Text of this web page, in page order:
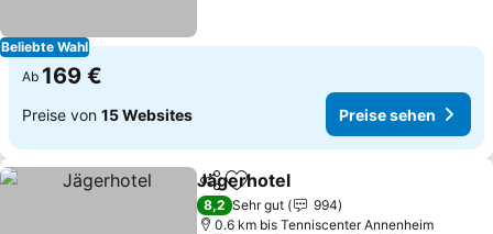
Beliebte Wahl
Ab 169 €
Preise von 15 Websites Preise sehen
TeilenZu Favoriten hinzufügen
Jägerhotel
8,2 Sehr gut
994
0.6 km bis Tenniscenter Annenheim